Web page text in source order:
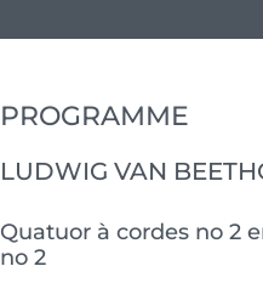
PROGRAMME
LUDWIG VAN
Quatuor à cordes no 2
no 2